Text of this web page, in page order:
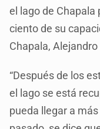
el lago de Chapala
ciento de su
Chapala,
“Después de los
el lago se está
pueda llegar a